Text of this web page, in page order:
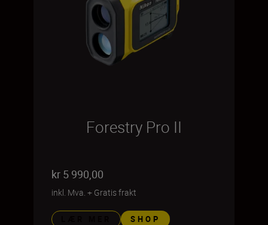
Forestry Pro II
kr 5 990,00
inkl. Mva. + Gratis frakt
SHOP